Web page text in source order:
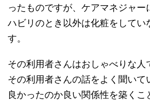
ったものですが、ケアマネジャー
ハビリのとき以外は化粧をしてい
す。
その利用者さんはおしゃべりな人
その利用者さんの話をよく聞いて
良かったのか良い関係性を築くこ